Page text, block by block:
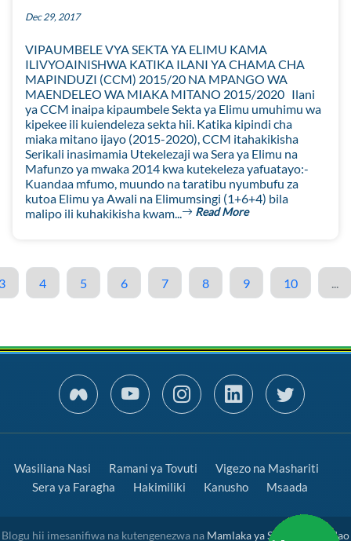
Dec 29, 2017
VIPAUMBELE VYA SEKTA YA ELIMU KAMA
ILIVYOAINISHWA KATIKA ILANI YA CHAMA CHA
MAPINDUZI (CCM) 2015/20 NA MPANGO WA
MAENDELEO WA MIAKA MITANO 2015/2020 Ilani
ya CCM inaipa kipaumbele Sekta ya Elimu umuhimu wa
kipekee ili kuiendeleza sekta hii. Katika kipindi cha
miaka mitano ijayo (2015-2020), CCM itahakikisha
Serikali inasimamia Utekelezaji wa Sera ya Elimu na
Mafunzo ya mwaka 2014 kwa kutekeleza yafuatayo:-
Kuandaa mfumo, muundo na taratibu nyumbufu za
kutoa Elimu ya Awali na Elimumsingi (1+6+4) bila
malipo ili kuhakikisha kwam...
Read More
4 5 6 7 8 9 10
Wasiliana Nasi Ramani ya Tovuti
Vigezo na Mashariti
Sera ya Faragha
Hakimiliki Kanusho Msaada
Blogu hii imesanifiwa na kutengenezwa na Mamlaka ya Serikali Mtandao